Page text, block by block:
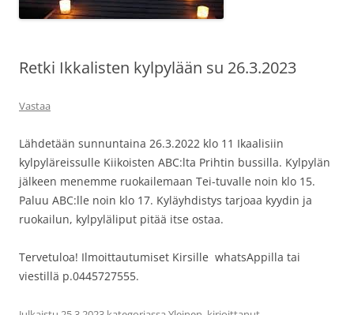
Retki Ikkalisten kylpylään su 26.3.2023
Vastaa
Lähdetään sunnuntaina 26.3.2022 klo 11 Ikaalisiin
kylpyläreissulle Kiikoisten ABC:lta Prihtin bussilla. Kylpylän
jälkeen menemme ruokailemaan Tei-tuvalle noin klo 15.
Paluu ABC:lle noin klo 17. Kyläyhdistys tarjoaa kyydin ja
ruokailun, kylpyläliput pitää itse ostaa.
Tervetuloa! Ilmoittautumiset Kirsille whatsAppilla tai
viestillä p.0445727555.